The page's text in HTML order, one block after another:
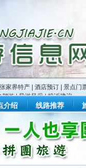
张家界特产 酒店预订 景点门
驾游|导游风采|投诉建议
介绍 线路推荐